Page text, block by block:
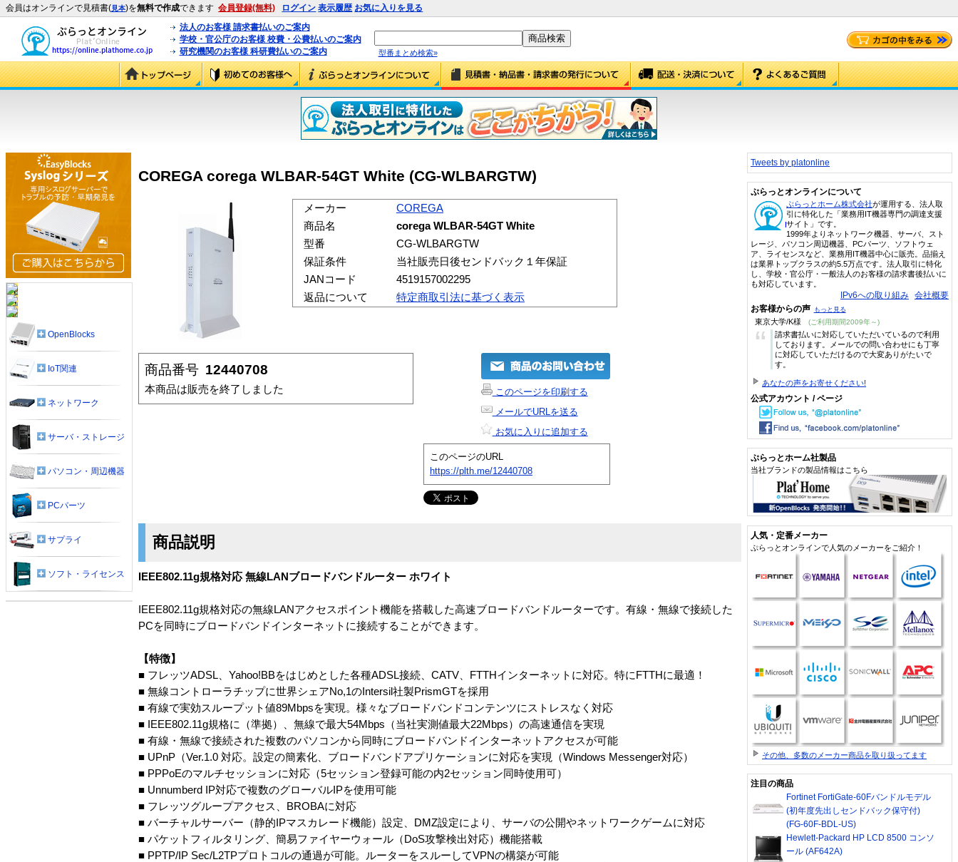
会員はオンラインで見積書(見本)を無料で作成できます 会員登録(無料) ログイン 表示履歴 お気に入りを見る
法人のお客様 請求書払いのご案内
学校・官公庁のお客様 校費・公費払いのご案内
研究機関のお客様 科研費払いのご案内
型番まとめ検索»
COREGA corega WLBAR-54GT White (CG-WLBARGTW)
メーカー
COREGA
商品名
corega WLBAR-54GT White
型番
CG-WLBARGTW
保証条件
当社販売日後センドバック１年保証
JANコード
4519157002295
返品について
特定商取引法に基づく表示
商品番号 12440708
本商品は販売を終了しました
このページを印刷する
メールでURLを送る
お気に入りに追加する
このページのURL
https://plth.me/12440708
商品説明
IEEE802.11g規格対応 無線LANブロードバンドルーター ホワイト
IEEE802.11g規格対応の無線LANアクセスポイント機能を搭載した高速ブロードバンドルーターです。有線・無線で接続した
PCを同時にブロードバンドインターネットに接続することができます。
【特徴】
■ フレッツADSL、Yahoo!BBをはじめとした各種ADSL接続、CATV、FTTHインターネットに対応。特にFTTHに最適！
■ 無線コントローラチップに世界シェアNo,1のIntersil社製PrismGTを採用
■ 有線で実効スループット値89Mbpsを実現。様々なブロードバンドコンテンツにストレスなく対応
■ IEEE802.11g規格に（準拠）、無線で最大54Mbps（当社実測値最大22Mbps）の高速通信を実現
■ 有線・無線で接続された複数のパソコンから同時にブロードバンドインターネットアクセスが可能
■ UPnP（Ver.1.0 対応。設定の簡素化、ブロードバンドアプリケーションに対応を実現（Windows Messenger対応）
■ PPPoEのマルチセッションに対応（5セッション登録可能の内2セッション同時使用可）
■ Unnumberd IP対応で複数のグローバルIPを使用可能
■ フレッツグループアクセス、BROBAに対応
■ バーチャルサーバー（静的IPマスカレード機能）設定、DMZ設定により、サーバの公開やネットワークゲームに対応
■ パケットフィルタリング、簡易ファイヤーウォール（DoS攻撃検出対応）機能搭載
■ PPTP/IP Sec/L2TPプロトコルの通過が可能。ルーターをスルーしてVPNの構築が可能
OpenBlocks
IoT関連
ネットワーク
サーバ・ストレージ
パソコン・周辺機器
PCパーツ
サプライ
ソフト・ライセンス
Tweets by platonline
ぷらっとオンラインについて
ぷらっとホーム株式会社が運用する、法人取
引に特化した「業務用IT機器専門の調達支援
サイト」です。
1999年よりネットワーク機器、サーバ、スト
レージ、パソコン周辺機器、PCパーツ、ソフトウェ
ア、ライセンスなど、業務用IT機器中心に販売。品揃え
は業界トップクラスの約5.5万点です。法人取引に特化
し、学校・官公庁・一般法人のお客様の請求書後払いに
も対応しています。
IPv6への取り組み 会社概要
お客様からの声 もっと見る
東京大学/K様 (ご利用期間2009年～)
“
請求書払いに対応していただいているので利用
しております。メールでの問い合わせにも丁寧
に対応していただけるので大変ありがたいで
す。
あなたの声をお寄せください!
公式アカウント / ページ
ぷらっとホーム社製品
当社ブランドの製品情報はこちら
人気・定番メーカー
ぷらっとオンラインで人気のメーカーをご紹介！
その他、多数のメーカー商品を取り扱ってます
注目の商品
Fortinet FortiGate-60Fバンドルモデル
(初年度先出しセンドバック保守付)
(FG-60F-BDL-US)
Hewlett-Packard HP LCD 8500 コンソ
ール (AF642A)